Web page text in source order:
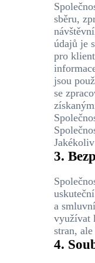
sběru,
údajů je
pro
jsou
se
3.
a
využívat
stran,
4.